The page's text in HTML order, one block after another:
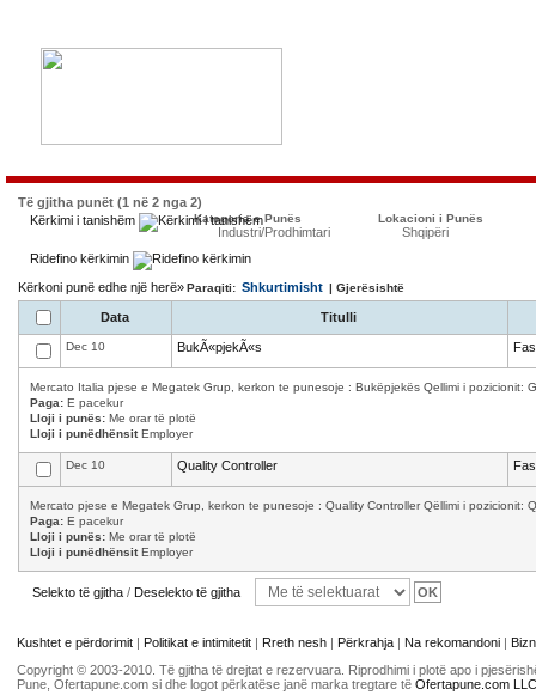
Të gjitha punët (1 në 2 nga 2)
Kërkimi i tanishëm
Kategoria e Punës
Industri/Prodhimtari
Lokacioni i Punës
Shqipëri
Ridefino kërkimin
Kërkoni punë edhe një herë»Paraqiti: Shkurtimisht | Gjerësishtë
Data Titulli
Dec 10 BukÃ«pjekÃ«s
Mercato Italia pjese e Megatek Grup, kerkon te punesoje : Bukëpjekës Qellimi i pozicionit:
Paga: E pacekur
Lloji i punës: Me orar të plotë
Lloji i punëdhënsitEmployer
Dec 10 Quality Controller
Mercato pjese e Megatek Grup, kerkon te punesoje : Quality Controller Qëllimi i pozicionit:
Paga: E pacekur
Lloji i punës: Me orar të plotë
Lloji i punëdhënsitEmployer
Selekto të gjitha / Deselekto të gjitha
Kushtet e përdorimit | Politikat e intimitetit | Rreth nesh | Përkrahja | Na rekomandoni |
Copyright © 2003-2010. Të gjitha të drejtat e rezervuara. Riprodhimi i plotë apo i
Pune, Ofertapune.com si dhe logot përkatëse janë marka tregtare të Ofertapune.com LLC